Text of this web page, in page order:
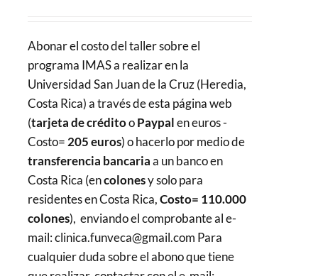
Abonar el costo del taller sobre el
programa IMAS a realizar en la
Universidad San Juan de la Cruz (Heredia,
Costa Rica) a través de esta página web
(tarjeta de créditooPaypalen euros -
Costo=205 euros) o hacerlo por medio de
transferencia bancariaa un banco en
Costa Rica (encolonesy solo para
residentes en Costa Rica,Costo= 110.000
colones), enviando el comprobante al e-
mail: clinica.funveca@gmail.com Para
cualquier duda sobre el abono que tiene